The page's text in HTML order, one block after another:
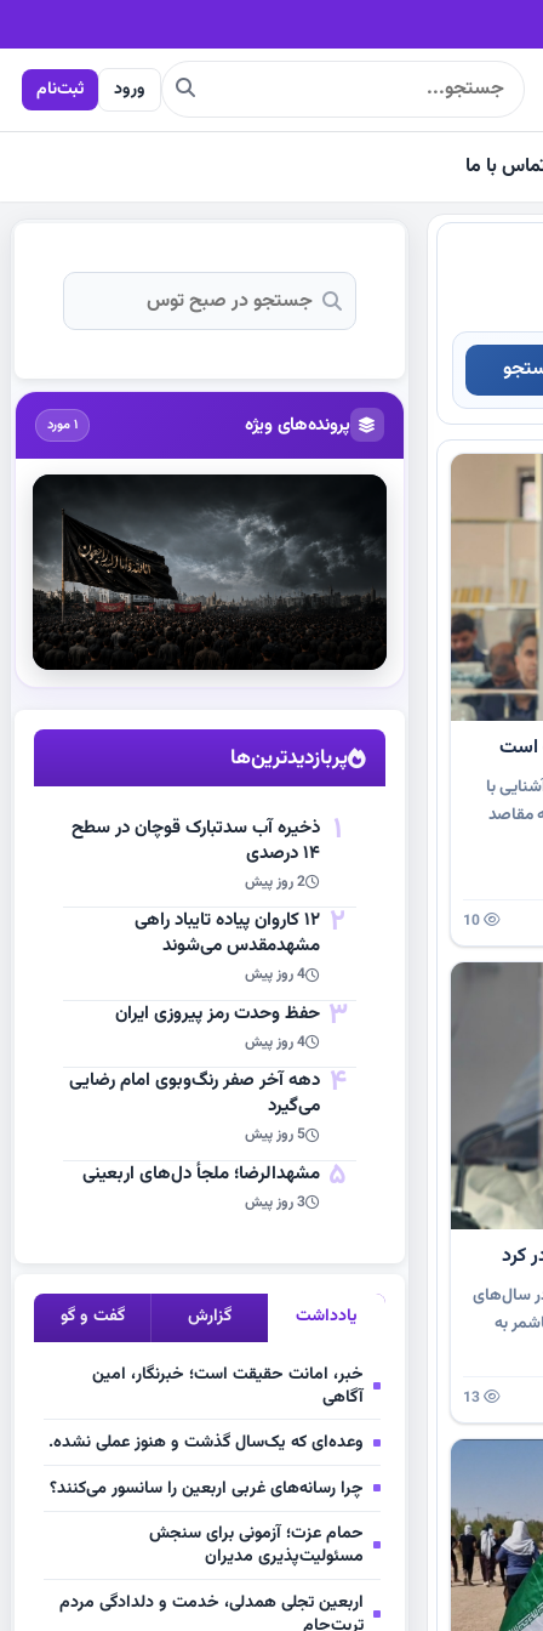
ورود ثبت‌نام
با ما
است
با
مقاصد
10
سال‌های
کاشمر به
13
پرونده‌های ویژه 1 مورد
مشاهده اخبار
پربازدیدترین‌ها
1 ذخیره آب سدتبارک قوچان در سطح
۱۴ درصدی
2 روز پیش
2
۱۲ کاروان پیاده تایباد راهی
مشهدمقدس می‌شوند
4 روز پیش
3 حفظ وحدت رمز پیروزی ایران
4 روز پیش
4 دهه آخر صفر رنگ‌وبوی امام رضایی
می‌گیرد
5 روز پیش
5 مشهد‌الرضا؛ ملجأ دل‌های اربعینی
3 روز پیش
یادداشت گزارش گفت و گو
خبر، امانت حقیقت است؛ خبرنگار، امین
آگاهی
وعده‌ای که یک‌سال گذشت و هنوز عملی نشده.
چرا رسانه‌های غربی اربعین را سانسور می‌کنند؟
حمام عزت؛ آزمونی برای سنجش
مسئولیت‌پذیری مدیران
اربعین تجلی همدلی، خدمت و دلدادگی مردم
تربت‌جام